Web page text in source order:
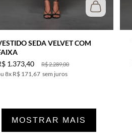
SEDA VELVET COM
R$2.289,00
1.373,40
8x R$ 171,67 sem juros
MOSTRAR MAIS